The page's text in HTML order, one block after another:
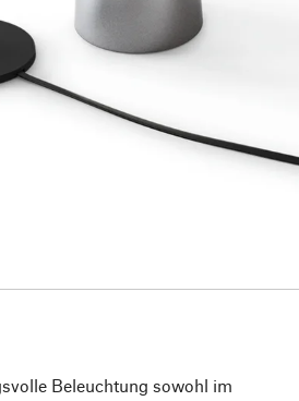
Beleuchtung sowohl im